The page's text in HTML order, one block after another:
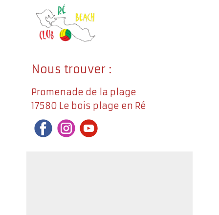
Nous trouver :
Promenade de la plage
17580 Le bois plage en Ré